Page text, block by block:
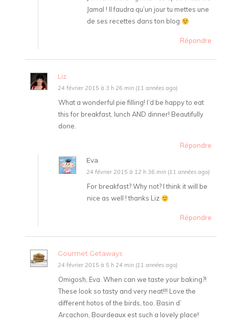
Jamal ! Il faudra qu’un jour tu mettes une
de ses recettes dans ton blog
Répondre
Liz
24 février 2015 à 3 h 26 min (11 années ago)
What a wonderful pie filling! I’d be happy to eat
this for breakfast, lunch AND dinner! Beautifully
done.
Répondre
Eva
24 février 2015 à 12 h 36 min (11 années ago)
For breakfast? Why not? I think it will be
nice as well ! thanks Liz
Répondre
Gourmet Getaways
24 février 2015 à 5 h 24 min (11 années ago)
Omigosh, Eva. When can we taste your baking?!
These look so tasty and very neat!!! Love the
different hotos of the birds, too. Basin d’
Arcachon, Bourdeaux est such a lovely place!